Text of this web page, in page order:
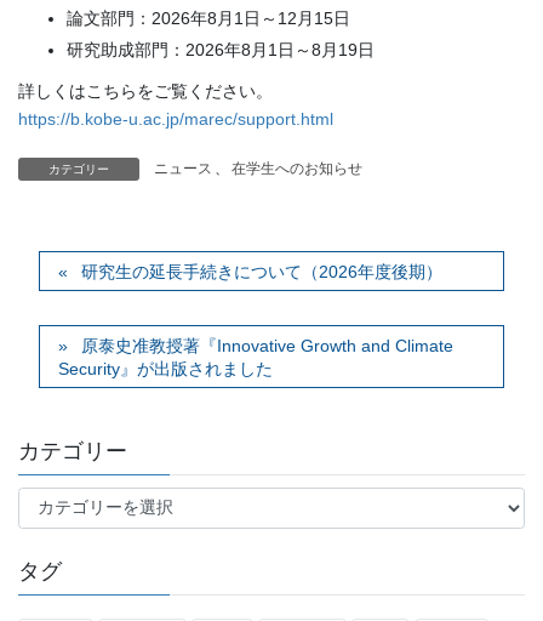
論文部門：2026年8月1日～12月15日
研究助成部門：2026年8月1日～8月19日
詳しくはこちらをご覧ください。
https://b.kobe-u.ac.jp/marec/support.html
カテゴリー ニュース 、 在学生へのお知らせ
研究生の延長手続きについて（2026年度後期）
原泰史准教授著『Innovative Growth and Climate
Security』が出版されました
カテゴリー
テ
リ
ー
タグ